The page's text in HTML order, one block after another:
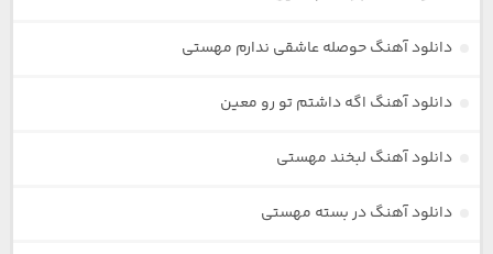
دانلود آهنگ حوصله عاشقی ندارم مهستی
دانلود آهنگ اگه داشتم تو رو معین
دانلود آهنگ لبخند مهستی
دانلود آهنگ در بسته مهستی